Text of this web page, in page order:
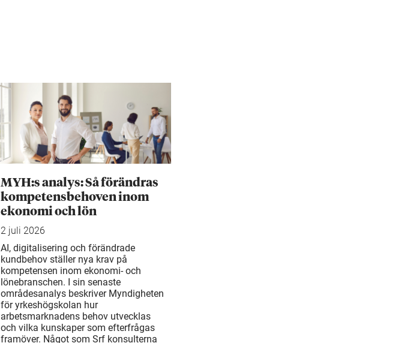
MYH:s analys: Så förändras
kompetensbehoven inom
ekonomi och lön
2 juli 2026
AI, digitalisering och förändrade
kundbehov ställer nya krav på
kompetensen inom ekonomi- och
lönebranschen. I sin senaste
områdesanalys beskriver Myndigheten
för yrkeshögskolan hur
arbetsmarknadens behov utvecklas
och vilka kunskaper som efterfrågas
framöver. Något som Srf konsulterna